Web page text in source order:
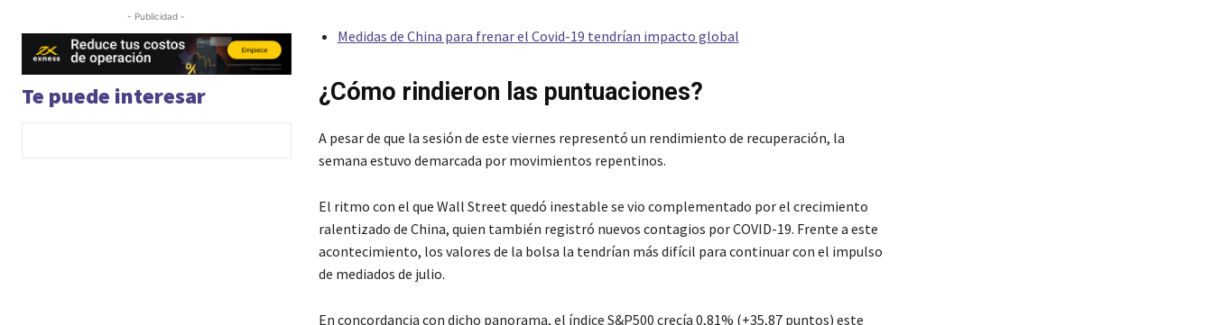
- Publicidad -
Te puede interesar
Medidas de China para frenar el Covid-19 tendrían impacto global
¿Cómo rindieron las puntuaciones?
A pesar de que la sesión de este viernes representó un rendimiento de recuperación, la
semana estuvo demarcada por movimientos repentinos.
El ritmo con el que Wall Street quedó inestable se vio complementado por el crecimiento
ralentizado de China, quien también registró nuevos contagios por COVID-19. Frente a este
acontecimiento, los valores de la bolsa la tendrían más difícil para continuar con el impulso
de mediados de julio.
En concordancia con dicho panorama, el índice S&P500 crecía 0,81% (+35,87 puntos) este